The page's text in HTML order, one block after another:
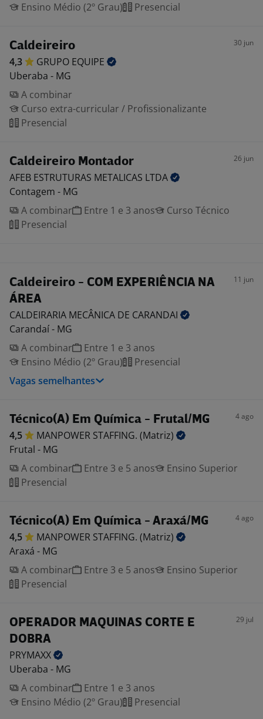
Ensino Médio (2º Grau)
Presencial
Caldeireiro 30 jun
4,3 GRUPO EQUIPE
Uberaba - MG
A combinar
Curso extra-curricular / Profissionalizante
Presencial
Caldeireiro Montador 26 jun
AFEB ESTRUTURAS METALICAS LTDA
Contagem - MG
A combinar
Entre 1 e 3 anos
Curso Técnico
Presencial
Caldeireiro - COM EXPERIÊNCIA NA
ÁREA
11 jun
CALDEIRARIA MECÂNICA DE CARANDAI
Carandaí - MG
A combinar
Entre 1 e 3 anos
Ensino Médio (2º Grau)
Presencial
Vagas semelhantes
Técnico(A) Em Química - Frutal/MG 4 ago
4,5 MANPOWER STAFFING. (Matriz)
Frutal - MG
A combinar
Entre 3 e 5 anos
Ensino Superior
Presencial
Técnico(A) Em Química - Araxá/MG 4 ago
4,5 MANPOWER STAFFING. (Matriz)
Araxá - MG
A combinar
Entre 3 e 5 anos
Ensino Superior
Presencial
OPERADOR MAQUINAS CORTE E
DOBRA
29 jul
PRYMAXX
Uberaba - MG
A combinar
Entre 1 e 3 anos
Ensino Médio (2º Grau)
Presencial